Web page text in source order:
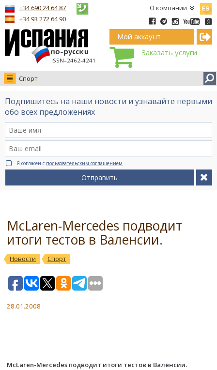
О компании
ISSN–2462-4241
+34 690 24 64 87
+34 93 272 64 90
Мой аккаунт
Заказать услуги
Спорт
Новости
Интервью
Видео Ruso.TV
BCN life
Сервис на немецком
Подпишитесь на наши новости и узнавайте первыми
обо всех предложениях
Я согласен с пользовательским соглашением
Отправить
McLaren-Mercedes подводит
итоги тестов в Валенсии.
Новости Спорт
28.01.2008
McLaren-Mercedes подводит итоги тестов в Валенсии.